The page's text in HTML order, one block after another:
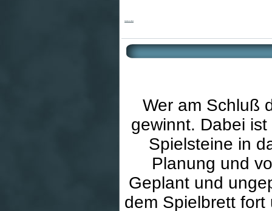
Wer am Schluß
gewinnt. Dabei
Spielsteine in
Planung und
Geplant und
dem Spielbrett